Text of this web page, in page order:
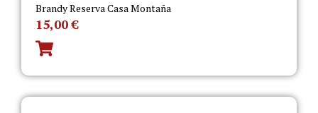
Brandy Reserva Casa Montaña
15,00€